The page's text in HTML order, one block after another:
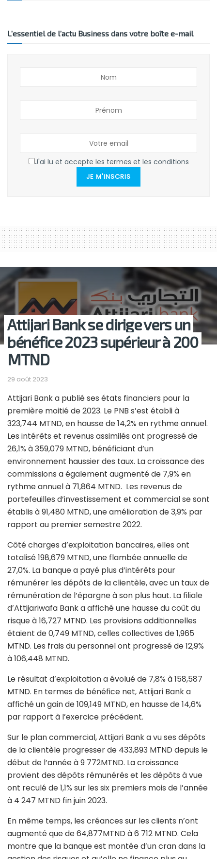
L’essentiel de l’actu Business dans votre boîte e-mail
J'ai lu et accepte les termes et les conditions
JE M'INSCRIS
Attijari Bank se dirige vers un
bénéfice 2023 supérieur à 200
MTND
29 août 2023
Attijari Bank a publié ses états financiers pour la
première moitié de 2023. Le PNB s’est établi à
323,744 MTND, en hausse de 14,2% en rythme annuel.
Les intérêts et revenus assimilés ont progressé de
26,1% à 359,079 MTND, bénéficiant d’un
environnement haussier des taux. La croissance des
commissions a également augmenté de 7,9% en
rythme annuel à 71,864 MTND. Les revenus de
portefeuilles d’investissement et commercial se sont
établis à 91,480 MTND, une amélioration de 3,9% par
rapport au premier semestre 2022.
Côté charges d’exploitation bancaires, elles ont
totalisé 198,679 MTND, une flambée annuelle de
27,0%. La banque a payé plus d’intérêts pour
rémunérer les dépôts de la clientèle, avec un taux de
rémunération de l’épargne à son plus haut. La filiale
d’Attijariwafa Bank a affiché une hausse du coût du
risque à 16,727 MTND. Les provisions additionnelles
étaient de 0,749 MTND, celles collectives de 1,965
MTND. Les frais du personnel ont progressé de 12,9%
à 106,448 MTND.
Le résultat d’exploitation a évolué de 7,8% à 158,587
MTND. En termes de bénéfice net, Attijari Bank a
affiché un gain de 109,149 MTND, en hausse de 14,6%
par rapport à l’exercice précédent.
Sur le plan commercial, Attijari Bank a vu ses dépôts
de la clientèle progresser de 433,893 MTND depuis le
début de l’année à 9 772MTND. La croissance
provient des dépôts rémunérés et les dépôts à vue
ont reculé de 1,1% sur les six premiers mois de l’année
à 4 247 MTND fin juin 2023.
En même temps, les créances sur les clients n’ont
augmenté que de 64,877MTND à 6 712 MTND. Cela
montre que la banque est montée d’un cran dans la